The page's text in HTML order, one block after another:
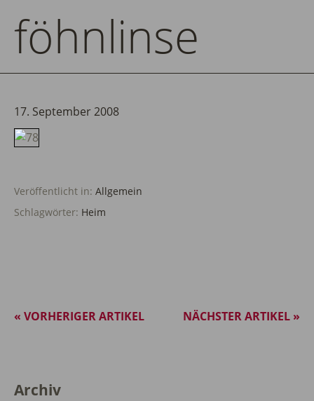
föhnlinse
17. September 2008
Veröffentlicht in: Allgemein
Schlagwörter: Heim
NÄCHSTER ARTIKEL »
« VORHERIGER ARTIKEL
Archiv